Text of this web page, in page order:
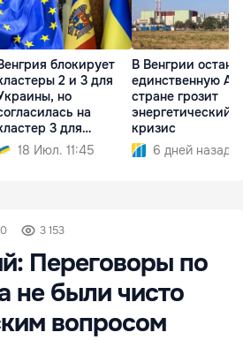
блокирует
2 и 3 для
но
на
3 для
Молдовы
18 Июл. 11:45
В Венгрии
единственную
стране грозит
энергетический
кризис
6 дней назад
3 153
Переговоры по
не были чисто
вопросом